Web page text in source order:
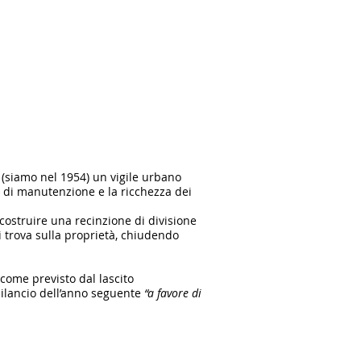
nel 1954) un vigile urbano
manutenzione e la ricchezza dei
una recinzione di divisione
trova sulla proprietà, chiudendo
previsto dal lascito
dell’anno seguente “a favore di